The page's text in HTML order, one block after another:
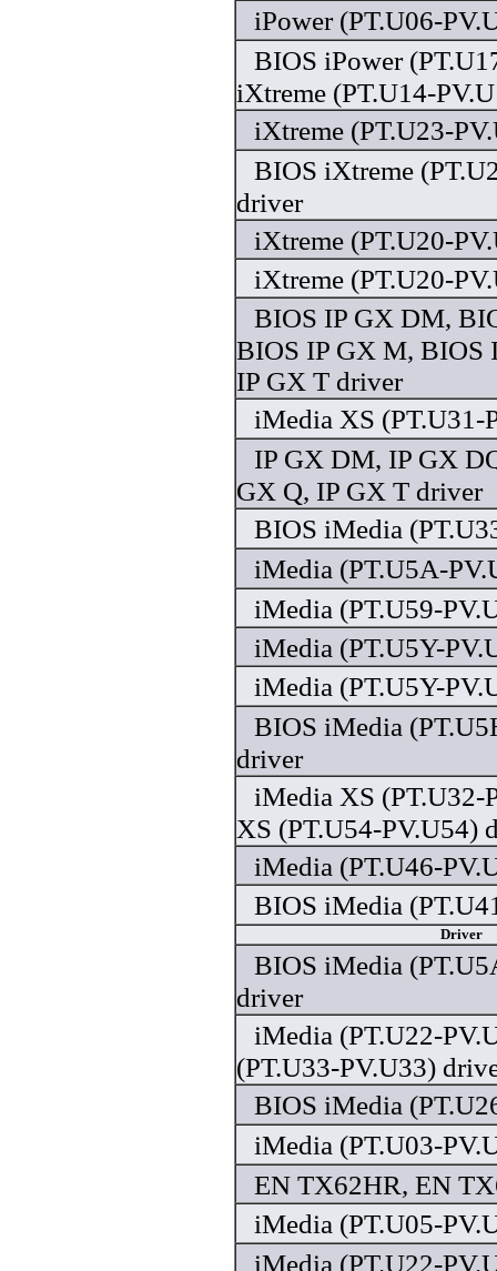
iPower (PT.U06-
BIOS iPower
iXtreme (PT.U14-
iXtreme (PT.U23-
BIOS iXtreme
driver
iXtreme (PT.U20-
iXtreme (PT.U20-
BIOS IP GX DM,
BIOS IP GX M, BIOS
IP GX T driver
iMedia XS (PT.U31-
IP GX DM, IP GX
GX Q, IP GX T driver
BIOS iMedia
iMedia (PT.U5A-
iMedia (PT.U59-
iMedia (PT.U5Y-
iMedia (PT.U5Y-
BIOS iMedia
driver
iMedia XS (PT.U32-
XS (PT.U54-PV.U54)
iMedia (PT.U46-
BIOS iMedia
Driver
BIOS iMedia
driver
iMedia (PT.U22-
(PT.U33-PV.U33)
BIOS iMedia
iMedia (PT.U03-
EN TX62HR, EN
iMedia (PT.U05-
iMedia (PT.U22-